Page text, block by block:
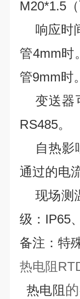
M20*1.5
响应时
管4mm时。
管9mm时。
变送器
RS485。
自热影
通过的电
现场测
级： IP65、
备注：特
热电阻
热电阻